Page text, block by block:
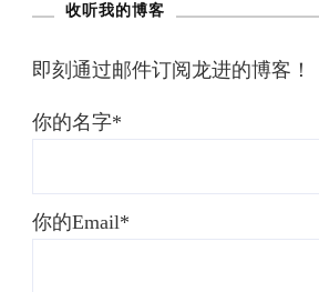
收听我的博客
即刻通过邮件订阅龙进的博客！
你的名字*
你的Email*